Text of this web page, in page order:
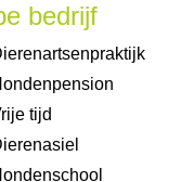
bedrijf
tijd